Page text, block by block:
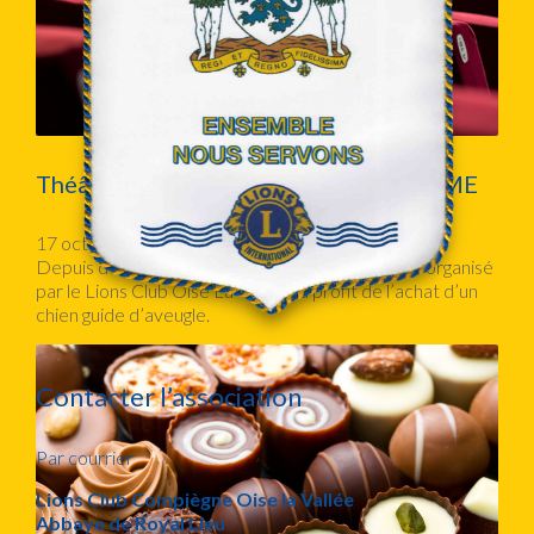
Théâtre à Compiègne, Au ZIQUODROME
17 octobre 2016
Depuis de nombreuses années un spectacle est organisé
par le Lions Club Oise La Vallée au profit de l’achat d’un
chien guide d’aveugle.
Contacter l’association
Par courrier
Lions Club Compiègne Oise la Vallée
Abbaye de Royal Lieu